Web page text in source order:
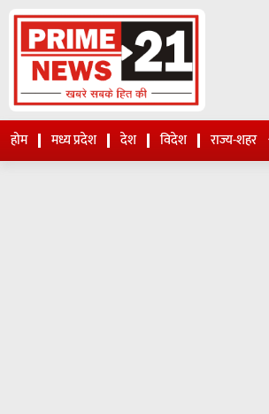
होम मध्य प्रदेश देश विदेश राज्य-शहर